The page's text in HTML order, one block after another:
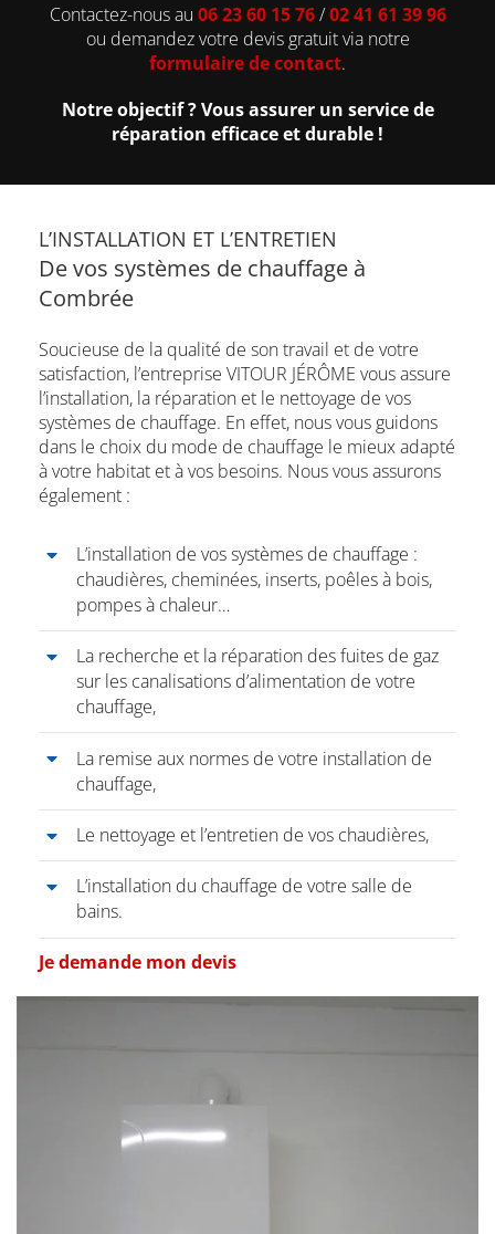
Contactez-nous au 06 23 60 15 76/02 41 61 39 96
ou demandez votre devis gratuit via notre
formulaire de contact.
Notre objectif ? Vous assurer un service de
réparation efficace et durable !
L’INSTALLATION ET L’ENTRETIEN
De vos systèmes de chauffage à
Combrée
Soucieuse de la qualité de son travail et de votre
satisfaction, l’entreprise VITOUR JÉRÔME vous assure
l’installation, la réparation et le nettoyage de vos
systèmes de chauffage. En effet, nous vous guidons
dans le choix du mode de chauffage le mieux adapté
à votre habitat et à vos besoins. Nous vous assurons
également :
L’installation de vos systèmes de chauffage :
chaudières, cheminées, inserts, poêles à bois,
pompes à chaleur…
La recherche et la réparation des fuites de gaz
sur les canalisations d’alimentation de votre
chauffage,
La remise aux normes de votre installation de
chauffage,
Le nettoyage et l’entretien de vos chaudières,
L’installation du chauffage de votre salle de
bains.
Je demande mon devis